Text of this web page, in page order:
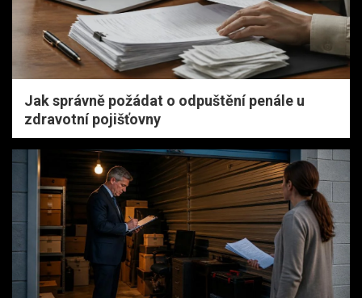
Jak správně požádat o odpuštění penále u
zdravotní pojišťovny